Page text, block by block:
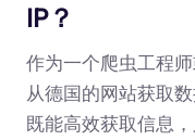
IP？
作为一个爬虫工程
从德国的网站获取
既能高效获取信息